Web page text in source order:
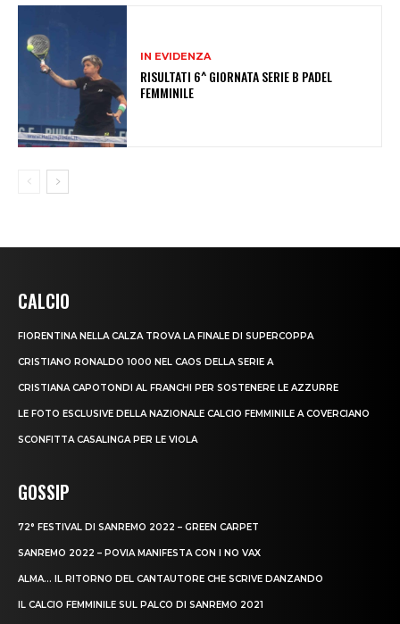
IN EVIDENZA
RISULTATI 6^ GIORNATA SERIE B PADEL
FEMMINILE
CALCIO
FIORENTINA NELLA CALZA TROVA LA FINALE DI SUPERCOPPA
CRISTIANO RONALDO 1000 NEL CAOS DELLA SERIE A
CRISTIANA CAPOTONDI AL FRANCHI PER SOSTENERE LE AZZURRE
LE FOTO ESCLUSIVE DELLA NAZIONALE CALCIO FEMMINILE A COVERCIANO
SCONFITTA CASALINGA PER LE VIOLA
GOSSIP
72° FESTIVAL DI SANREMO 2022 – GREEN CARPET
SANREMO 2022 – POVIA MANIFESTA CON I NO VAX
ALMA… IL RITORNO DEL CANTAUTORE CHE SCRIVE DANZANDO
IL CALCIO FEMMINILE SUL PALCO DI SANREMO 2021